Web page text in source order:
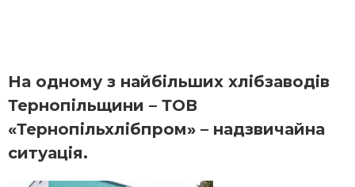
На одному з найбільших хлібзаводів
Тернопільщини – ТОВ
«Тернопільхлібпром» – надзвичайна
ситуація.